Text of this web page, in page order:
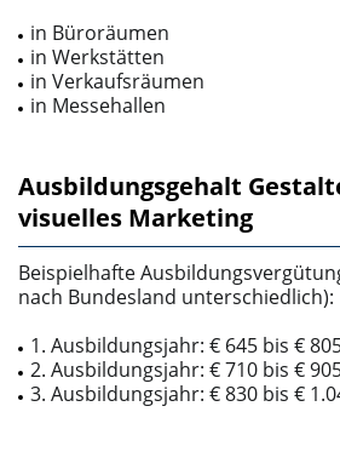
in Büroräumen
in Werkstätten
in Verkaufsräumen
in Messehallen
Ausbildungsgehalt
visuelles Marketing
Beispielhafte
nach Bundesland unterschiedlich):
1. Ausbildungsjahr: € 645 bis €
2. Ausbildungsjahr: € 710 bis €
3. Ausbildungsjahr: € 830 bis €